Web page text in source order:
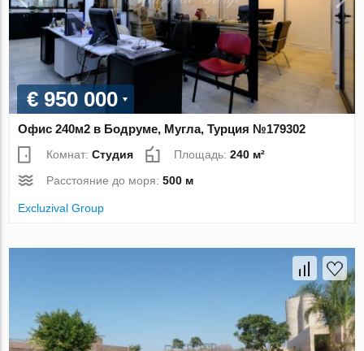
€ 950 000
Офис 240м2 в Бодруме, Мугла, Турция №179302
Комнат:Студия Площадь:240 м²
Расстояние до моря:500 м
Excluzival Group